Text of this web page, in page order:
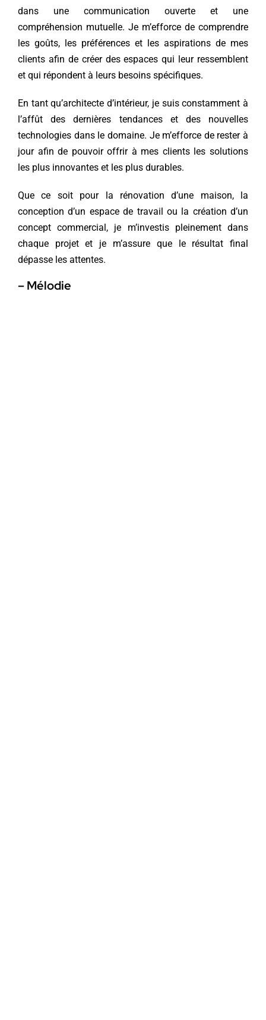
dans une communication ouverte et une
compréhension mutuelle. Je m’efforce de comprendre
les goûts, les préférences et les aspirations de mes
clients afin de créer des espaces qui leur ressemblent
et qui répondent à leurs besoins spécifiques.
En tant qu’architecte d’intérieur, je suis constamment à
l’affût des dernières tendances et des nouvelles
technologies dans le domaine. Je m’efforce de rester à
jour afin de pouvoir offrir à mes clients les solutions
les plus innovantes et les plus durables.
Que ce soit pour la rénovation d’une maison, la
conception d’un espace de travail ou la création d’un
concept commercial, je m’investis pleinement dans
chaque projet et je m’assure que le résultat final
dépasse les attentes.
– Mélodie